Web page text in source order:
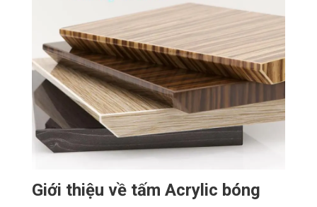
Giới thiệu về tấm Acrylic bóng